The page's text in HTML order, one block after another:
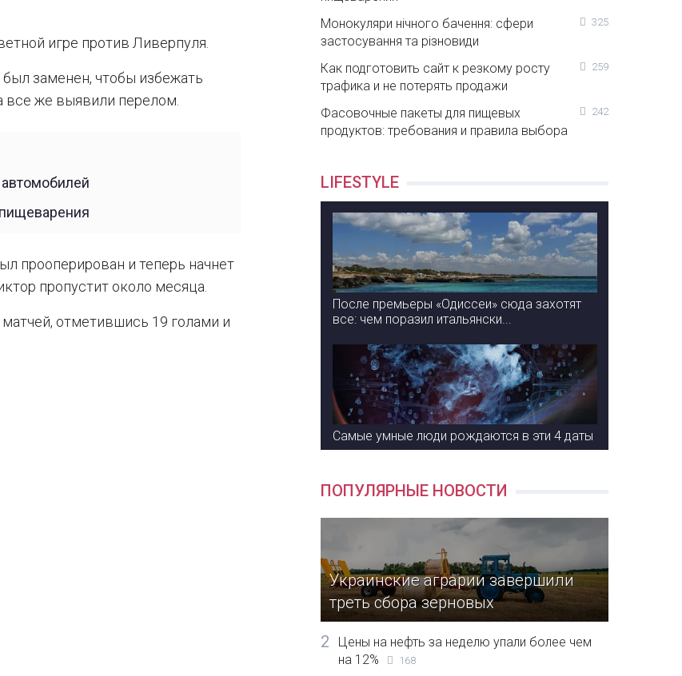
игре против Ливерпуля.
заменен, чтобы избежать
все же выявили перелом.
прооперирован и теперь начнет
пропустит около месяца.
отметившись 19 голами и
Монокуляри нічного бачення: сфери
застосування та різновиди
325
Как подготовить сайт к резкому росту
трафика и не потерять продажи
259
Фасовочные пакеты для пищевых
продуктов: требования и правила выбора
242
LIFESTYLE
После премьеры «Одиссеи» сюда захотят
все: чем поразил итальянски...
Самые умные люди рождаются в эти 4 даты
ПОПУЛЯРНЫЕ НОВОСТИ
Украинские аграрии завершили
треть сбора зерновых
2
Цены на нефть за неделю упали более чем
на 12%
168